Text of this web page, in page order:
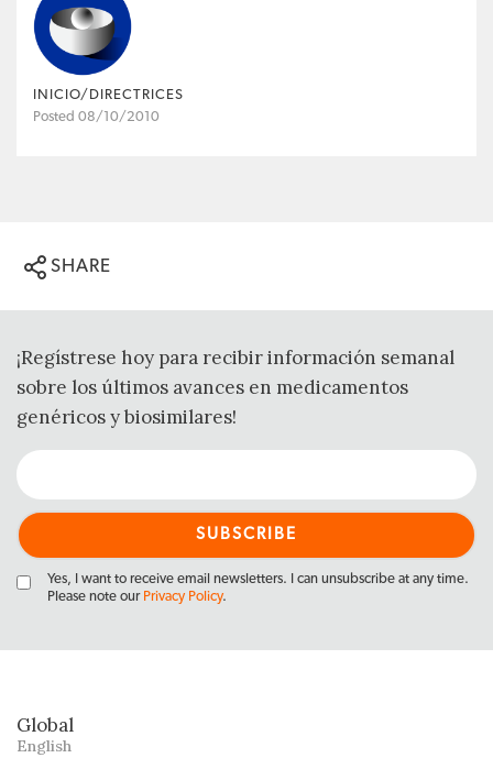
INICIO/DIRECTRICES
Posted 08/10/2010
SHARE
¡Regístrese hoy para recibir información semanal
sobre los últimos avances en medicamentos
genéricos y biosimilares!
Yes, I want to receive email newsletters. I can unsubscribe at any time.
Please note our Privacy Policy.
Global
English